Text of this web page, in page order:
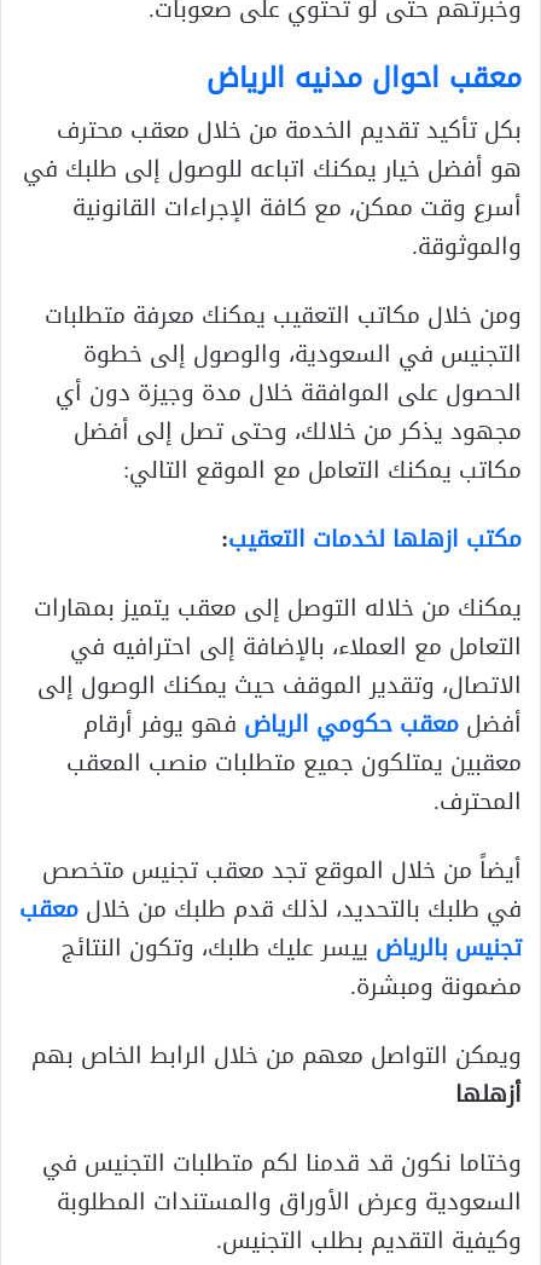
وخبرتهم حتى لو تحتوي على صعوبات.
معقب احوال مدنيه الرياض
بكل تأكيد تقديم الخدمة من خلال معقب محترف
هو أفضل خيار يمكنك اتباعه للوصول إلى طلبك في
أسرع وقت ممكن، مع كافة الإجراءات القانونية
والموثوقة.
ومن خلال مكاتب التعقيب يمكنك معرفة متطلبات
التجنيس في السعودية، والوصول إلى خطوة
الحصول على الموافقة خلال مدة وجيزة دون أي
مجهود يذكر من خلالك، وحتى تصل إلى أفضل
مكاتب يمكنك التعامل مع الموقع التالي:
مكتب ازهلها لخدمات التعقيب:
يمكنك من خلاله التوصل إلى معقب يتميز بمهارات
التعامل مع العملاء، بالإضافة إلى احترافيه في
الاتصال، وتقدير الموقف حيث يمكنك الوصول إلى
أفضلمعقب حكومي الرياض فهو يوفر أرقام
معقبين يمتلكون جميع متطلبات منصب المعقب
المحترف.
أيضاً من خلال الموقع تجد معقب تجنيس متخصص
في طلبك بالتحديد، لذلك قدم طلبك من خلالمعقب
تجنيس بالرياض ييسر عليك طلبك، وتكون النتائج
مضمونة ومبشرة.
ويمكن التواصل معهم من خلال الرابط الخاص بهم
أزهلها
وختاما نكون قد قدمنا لكم متطلبات التجنيس في
السعودية وعرض الأوراق والمستندات المطلوبة
وكيفية التقديم بطلب التجنيس.